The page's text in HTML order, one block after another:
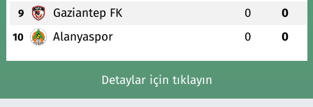
9 Gaziantep FK 0 0
10 Alanyaspor 0 0
Detaylar için tıklayın